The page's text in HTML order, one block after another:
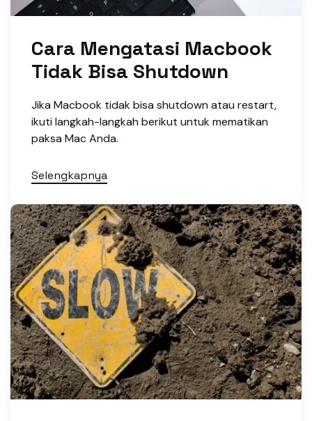
Cara Mengatasi Macbook
Tidak Bisa Shutdown
Jika Macbook tidak bisa shutdown atau restart,
ikuti langkah-langkah berikut untuk mematikan
paksa Mac Anda.
Selengkapnya